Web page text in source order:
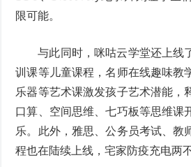
限可能。
与此同时，咪咕云学堂还上线
训课等儿童课程，名师在线趣味教
乐器等艺术课激发孩子艺术潜能，
口算、空间思维、七巧板等思维课
乐。此外，雅思、公务员考试、教
程也在陆续上线，宅家防疫充电两不